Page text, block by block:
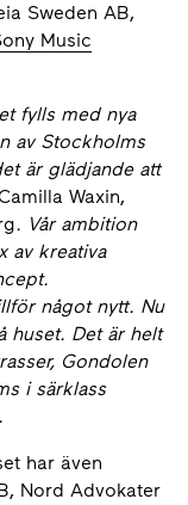
Sweden AB,
Music
fylls med nya
av Stockholms
är glädjande att
Waxin,
. Vår ambition
av kreativa
något nytt. Nu
huset. Det är helt
Gondolen
i särklass
.
har även
Nord Advokater